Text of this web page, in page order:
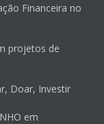
Financeira no
projetos de
Doar, Investir
em